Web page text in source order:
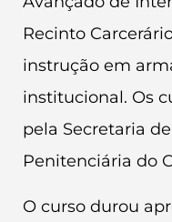
Recinto
instrução em
institucional. Os
pela Secretaria
Penitenciária do
O curso durou